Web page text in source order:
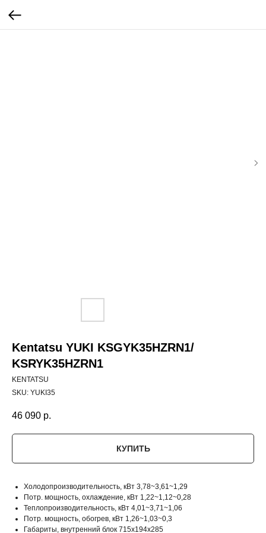
Kentatsu YUKI KSGYK35HZRN1/
KSRYK35HZRN1
KENTATSU
SKU: YUKI35
46 090 р.
КУПИТЬ
Холодопроизводительность, кВт 3,78~3,61~1,29
Потр. мощность, охлаждение, кВт 1,22~1,12~0,28
Теплопроизводительность, кВт 4,01~3,71~1,06
Потр. мощность, обогрев, кВт 1,26~1,03~0,3
Габариты, внутренний блок 715x194x285